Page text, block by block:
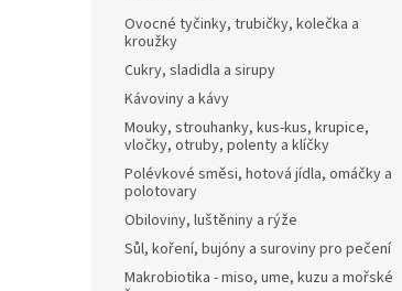
Ovocné tyčinky, trubičky, kolečka a
kroužky
Cukry, sladidla a sirupy
Kávoviny a kávy
Mouky, strouhanky, kus-kus, krupice,
vločky, otruby, polenty a klíčky
Polévkové směsi, hotová jídla, omáčky a
polotovary
Obiloviny, luštěniny a rýže
Sůl, koření, bujóny a suroviny pro pečení
Makrobiotika - miso, ume, kuzu a mořské